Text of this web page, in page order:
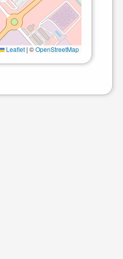
Leaflet | ©OpenStreetMap